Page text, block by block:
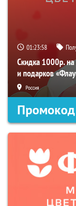
01:23:57
Скидка 1000р. на
и подарков
Россия
Промокод